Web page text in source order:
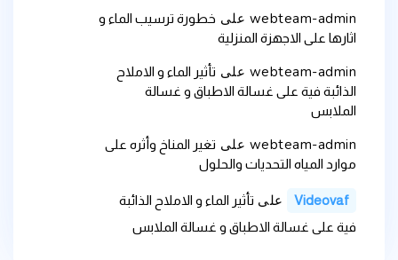
webteam-admin على خطورة ترسيب الماء و
اثارها على الاجهزة المنزلية
webteam-admin على تأثير الماء و الاملاح
الذائبة فية على غسالة الاطباق و غسالة
الملابس
webteam-admin على تغير المناخ وأثره على
موارد المياه التحديات والحلول
Videovaf على تأثير الماء و الاملاح الذائبة
فية على غسالة الاطباق و غسالة الملابس